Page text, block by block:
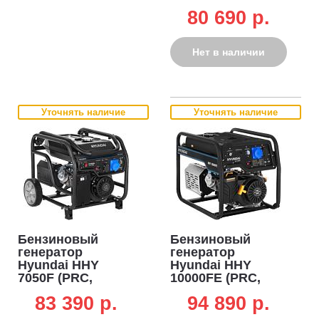
5,0/5,5 кВт, 25 л,
электро стартер,
комплект колёс,
94 кг)
80 690 p.
Нет в наличии
Уточнять наличие
Бензиновый
генератор
Hyundai HHY
7050F (PRC,
5,0/5,5 кВт, 25 л,
83 390 p.
Уточнять наличие
Бензиновый
генератор
Hyundai HHY
10000FE (PRC,
7,5/8 кВт, 25 л,
94 890 p.